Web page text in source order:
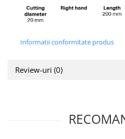
Informatii conformitate produs
Review-uri (0)